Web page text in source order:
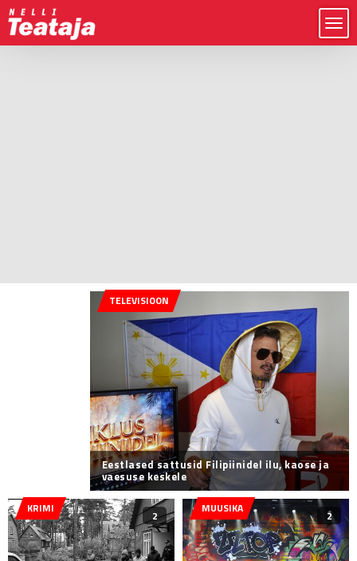
TELEVISIOON
Eestlased sattusid Filipiinidel ilu, kaose ja
vaesuse keskele
KRIMI
2
MUUSIKA
2